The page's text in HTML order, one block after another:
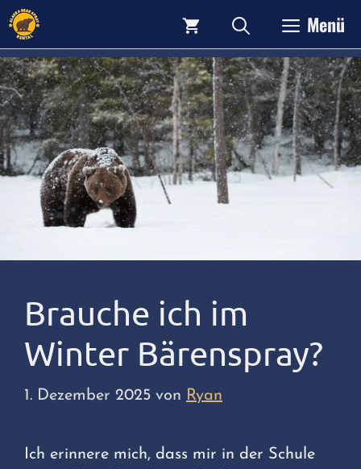
Zum
Inhalt
springen
Menü
Brauche ich im
Winter Bärenspray?
1. Dezember 2025 von Ryan
Ich erinnere mich, dass mir in der Schule